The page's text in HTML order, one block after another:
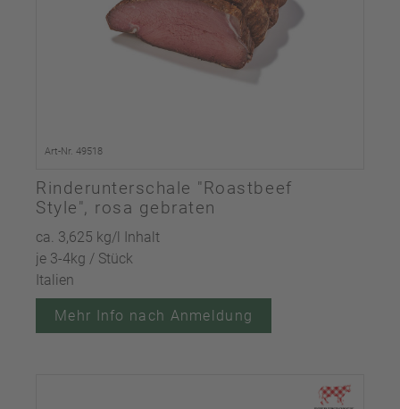
Art-Nr. 49518
Rinderunterschale "Roastbeef
Style", rosa gebraten
ca. 3,625 kg/l Inhalt
je 3-4kg / Stück
Italien
Mehr Info nach Anmeldung